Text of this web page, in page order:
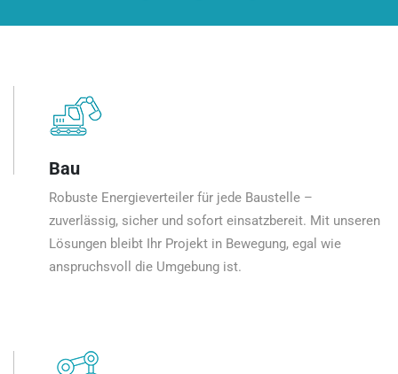
Bau
Robuste Energieverteiler für jede Baustelle –
zuverlässig, sicher und sofort einsatzbereit. Mit unseren
Lösungen bleibt Ihr Projekt in Bewegung, egal wie
anspruchsvoll die Umgebung ist.